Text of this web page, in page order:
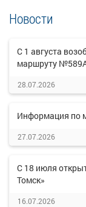
Новости
С 1 августа
маршруту
28.07.2026
Информация по
27.07.2026
С 18 июля
Томск»
16.07.2026